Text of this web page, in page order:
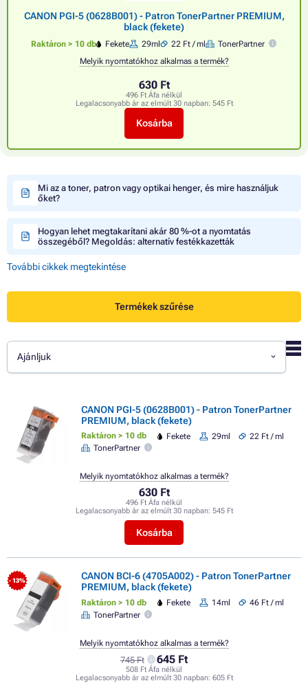
CANON PGI-5 (0628B001) - Patron TonerPartner PREMIUM,
black (fekete)
Raktáron > 10 db Fekete 29ml 22 Ft / ml
TonerPartner
Melyik nyomtatókhoz alkalmas a termék?
630 Ft
496 Ft Áfa nélkül
Legalacsonyabb ár az elmúlt 30 napban: 545 Ft
Kosárba
Mi az a toner, patron vagy optikai henger, és mire használjuk
őket?
Hogyan lehet megtakarítani akár 80 %-ot a nyomtatás
összegéből? Megoldás: alternatív festékkazetták
További cikkek megtekintése
Termékek szűrése
Ajánljuk
CANON PGI-5 (0628B001) - Patron TonerPartner
PREMIUM, black (fekete)
Raktáron > 10 db Fekete 29ml
22 Ft / ml
TonerPartner
630 Ft
496 Ft Áfa nélkül
Legalacsonyabb ár az elmúlt 30 napban: 545 Ft
Kosárba
Melyik nyomtatókhoz alkalmas a termék?
- 13%
CANON BCI-6 (4705A002) - Patron TonerPartner
PREMIUM, black (fekete)
Raktáron > 10 db Fekete 14ml
46 Ft / ml
TonerPartner
745 Ft 645 Ft
508 Ft Áfa nélkül
Legalacsonyabb ár az elmúlt 30 napban: 605 Ft
Melyik nyomtatókhoz alkalmas a termék?